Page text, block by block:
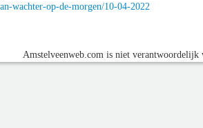
wachter-op-de-morgen/10-04-2022
Amstelveenweb.com is niet verantwoordelijk